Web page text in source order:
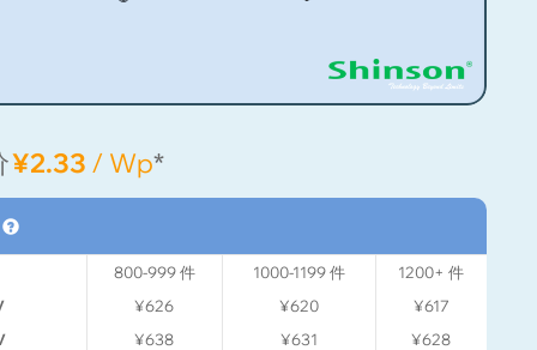
¥2.33 / Wp*
800-999件 1000-1199件 1200+件
¥626 ¥620
¥617
¥638 ¥631
¥628